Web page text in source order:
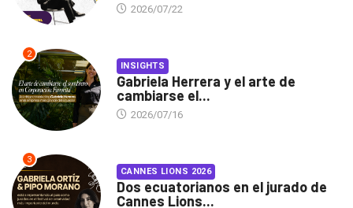
2026/07/22
2
INSIGHTS
Gabriela Herrera y el arte de
cambiarse el...
2026/07/16
3
CANNES LIONS 2026
Dos ecuatorianos en el jurado de
Cannes Lions...